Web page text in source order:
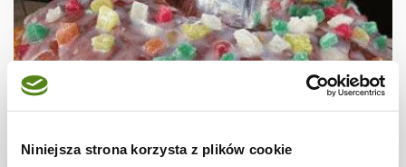
Niniejsza strona korzysta z plików cookie